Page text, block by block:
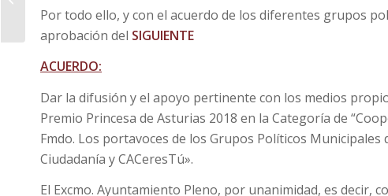
Por todo ello, y con el acuerdo de los diferentes grupos
aprobación del SIGUIENTE
ACUERDO:
Dar la difusión y el apoyo pertinente con los medios
Premio Princesa de Asturias 2018 en la Categoría de
Fmdo. Los portavoces de los Grupos Políticos
Ciudadanía y CACeresTú».
El Excmo. Ayuntamiento Pleno, por unanimidad, es decir,
paseo de Cánovas –